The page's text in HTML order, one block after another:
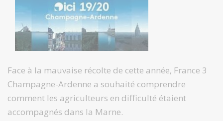
Face à la mauvaise récolte de cette année, France 3
Champagne-Ardenne a souhaité comprendre
comment les agriculteurs en difficulté étaient
accompagnés dans la Marne.